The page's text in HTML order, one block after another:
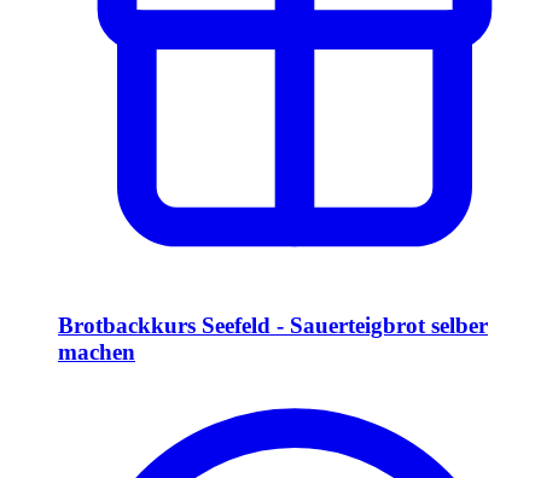
Brotbackkurs Seefeld - Sauerteigbrot selber
machen